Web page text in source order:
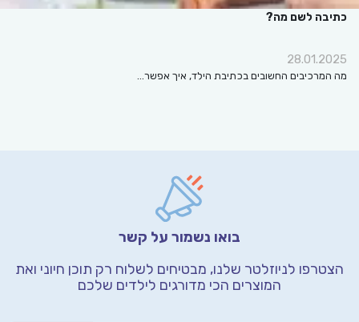
כתיבה לשם מה?
28.01.2025
מה המרכיבים החשובים בכתיבת הילד, איך אפשר…
בואו נשמור על קשר
הצטרפו לניוזלטר שלנו, מבטיחים לשלוח רק תוכן חיוני ואת
המוצרים הכי מדורגים לילדים שלכם